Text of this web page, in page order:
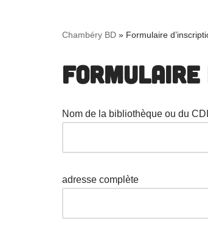
Chambéry BD » Formulaire
Formulaire
Nom de la bibliothèque ou du CDI
adresse complète